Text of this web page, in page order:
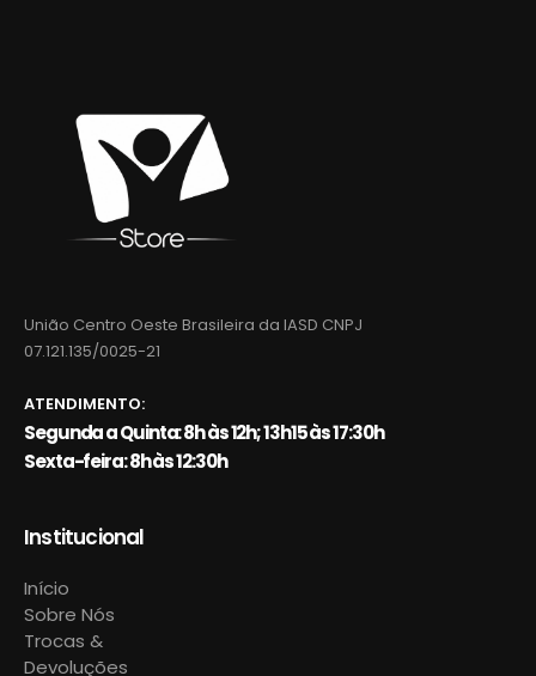
União Centro Oeste Brasileira da IASD CNPJ
07.121.135/0025-21
ATENDIMENTO:
Segunda a Quinta: 8h às 12h; 13h15 às 17:30h
Sexta-feira: 8h às 12:30h
Institucional
Início
Sobre Nós
Trocas &
Devoluções